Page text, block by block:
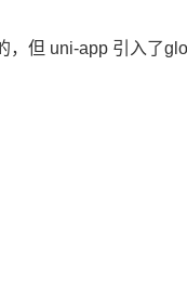
，但 uni-app 引入了